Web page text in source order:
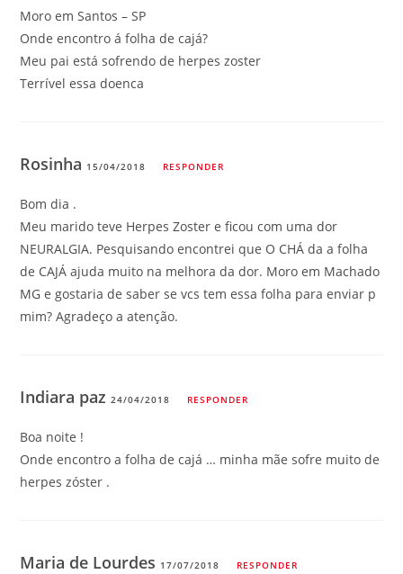
Moro em Santos – SP
Onde encontro á folha de cajá?
Meu pai está sofrendo de herpes zoster
Terrível essa doenca
Rosinha 15/04/2018 RESPONDER
Bom dia .
Meu marido teve Herpes Zoster e ficou com uma dor
NEURALGIA. Pesquisando encontrei que O CHÁ da a folha
de CAJÁ ajuda muito na melhora da dor. Moro em Machado
MG e gostaria de saber se vcs tem essa folha para enviar p
mim? Agradeço a atenção.
Indiara paz24/04/2018 RESPONDER
Boa noite !
Onde encontro a folha de cajá … minha mãe sofre muito de
herpes zóster .
Maria de Lourdes 17/07/2018 RESPONDER